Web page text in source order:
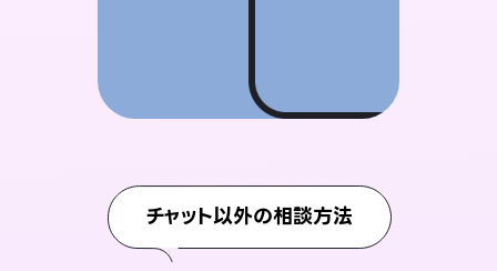
チャット以外の相談方法